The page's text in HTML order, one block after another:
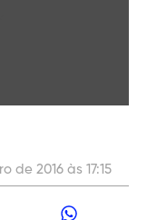
de 2016 às 17:15